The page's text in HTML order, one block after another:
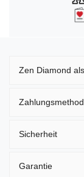
Zen Diamond
Sicherheit
Garantie